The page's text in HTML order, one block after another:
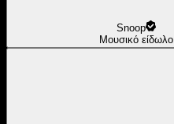
Snoop
Μουσικό είδωλο